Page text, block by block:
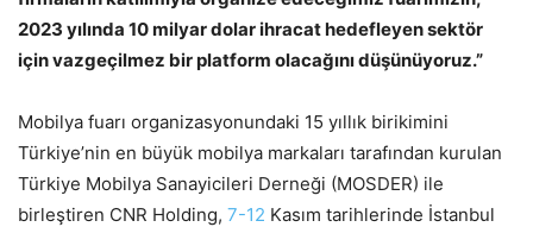
2023 yılında 10 milyar dolar ihracat hedefleyen sektör
için vazgeçilmez bir platform olacağını düşünüyoruz.”
Mobilya fuarı organizasyonundaki 15 yıllık birikimini
Türkiye’nin en büyük mobilya markaları tarafından kurulan
Türkiye Mobilya Sanayicileri Derneği (MOSDER) ile
birleştiren CNR Holding, 7-12 Kasım tarihlerinde İstanbul